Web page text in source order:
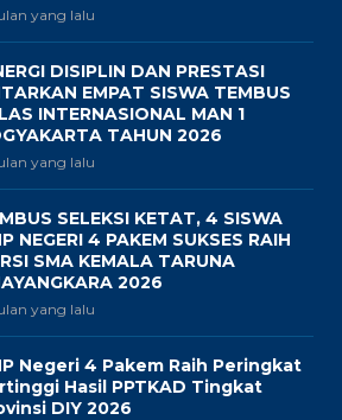
yang lalu
DISIPLIN DAN PRESTASI
EMPAT SISWA TEMBUS
INTERNASIONAL MAN 1
TAHUN 2026
yang lalu
SELEKSI KETAT, 4 SISWA
NEGERI 4 PAKEM SUKSES RAIH
SMA KEMALA TARUNA
2026
yang lalu
Negeri 4 Pakem Raih Peringkat
Hasil PPTKAD Tingkat
DIY 2026